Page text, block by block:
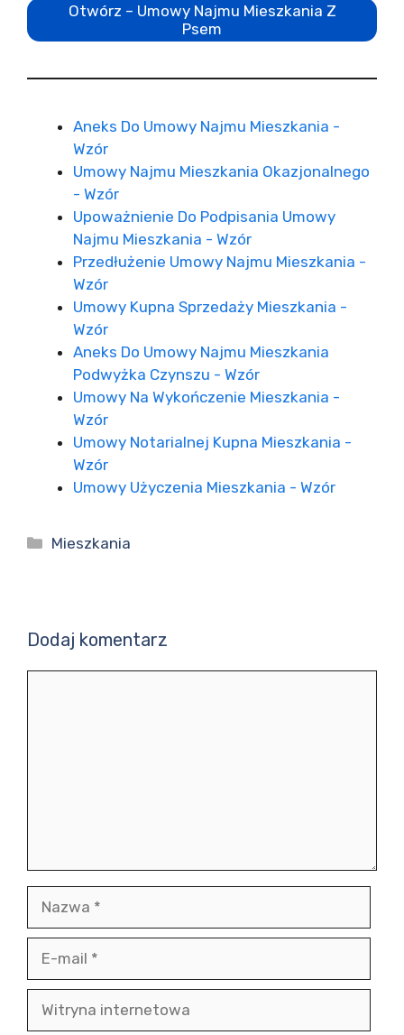
Otwórz – Umowy Najmu Mieszkania Z
Psem
Aneks Do Umowy Najmu Mieszkania -
Wzór
Umowy Najmu Mieszkania Okazjonalnego
- Wzór
Upoważnienie Do Podpisania Umowy
Najmu Mieszkania - Wzór
Przedłużenie Umowy Najmu Mieszkania -
Wzór
Umowy Kupna Sprzedaży Mieszkania -
Wzór
Aneks Do Umowy Najmu Mieszkania
Podwyżka Czynszu - Wzór
Umowy Na Wykończenie Mieszkania -
Wzór
Umowy Notarialnej Kupna Mieszkania -
Wzór
Umowy Użyczenia Mieszkania - Wzór
Kategorie
Mieszkania
Dodaj komentarz
internetowa